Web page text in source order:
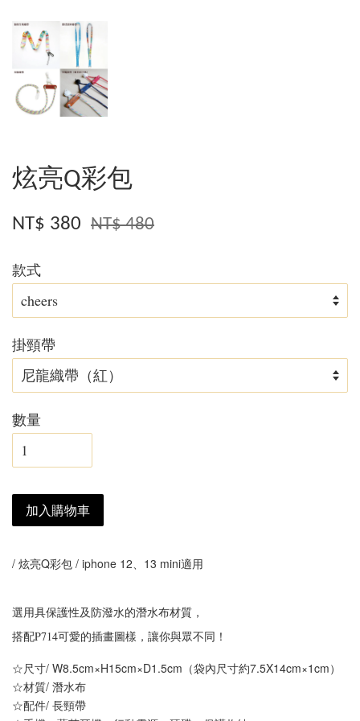
炫亮Q彩包
NT$ 380 NT$ 480
款式
掛頸帶
數量
加入購物車
/ 炫亮Q彩包 / iphone 12、13 mini適用
選用具保護性及防潑水的潛水布材質，
搭配P714可愛的插畫圖樣，讓你與眾不同！
☆尺寸/ W8.5cm×H15cm×D1.5cm（袋內尺寸約7.5X14cm×1cm）
☆材質/ 潛水布
☆配件/ 長頸帶